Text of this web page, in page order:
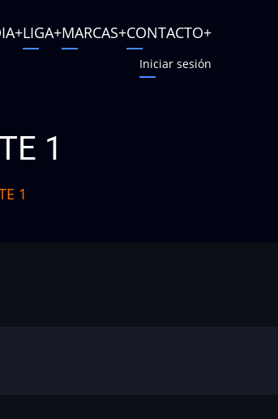
LIGA MARCAS CONTACTO
Iniciar sesión
1
1